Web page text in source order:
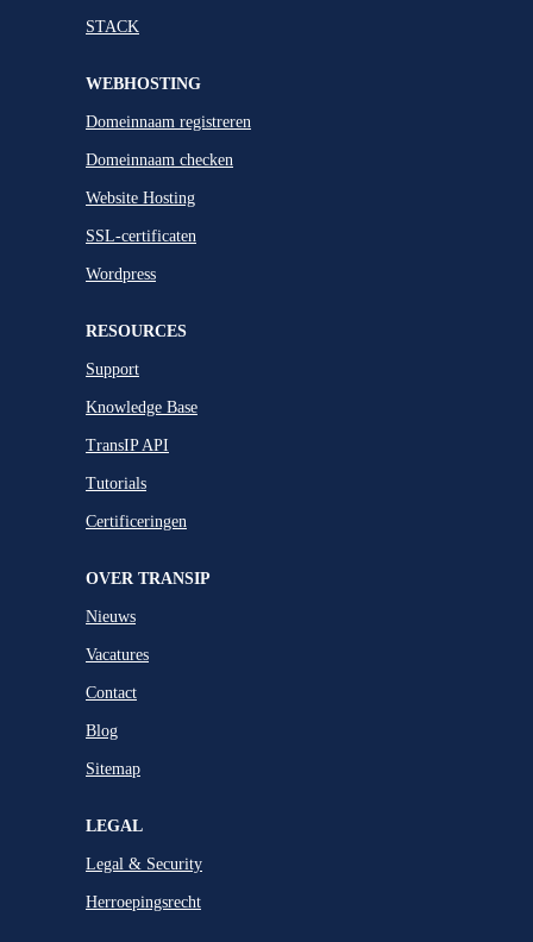
STACK
WEBHOSTING
Domeinnaam registreren
Domeinnaam checken
Website Hosting
SSL-certificaten
Wordpress
RESOURCES
Support
Knowledge Base
TransIP API
Tutorials
Certificeringen
OVER TRANSIP
Nieuws
Vacatures
Contact
Blog
Sitemap
LEGAL
Legal & Security
Herroepingsrecht